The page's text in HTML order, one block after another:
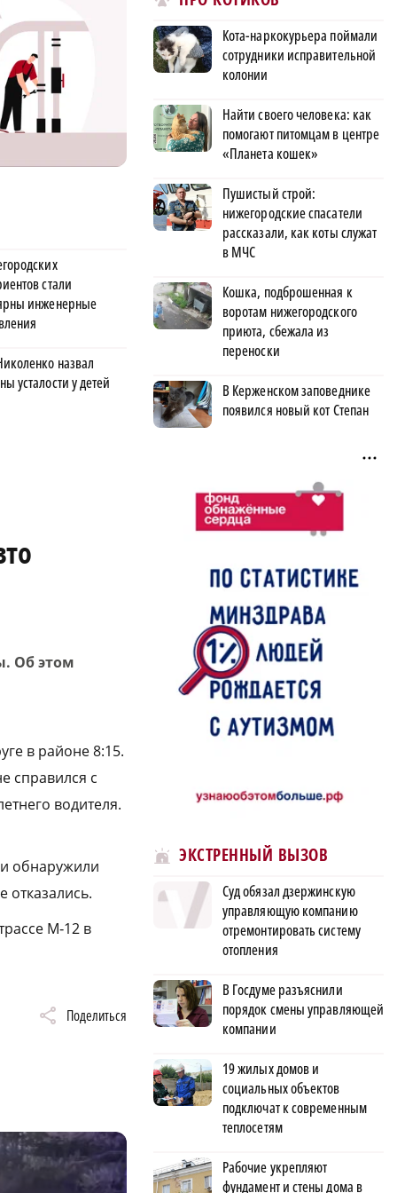
стали
инженерные
назвал
усталости у детей
Об этом
в районе 8:15.
справился с
водителя.
обнаружили
отказались.
М‑12 в
Поделиться
Кота-наркокурьера поймали
сотрудники исправительной
колонии
Найти своего человека: как
помогают питомцам в центре
«Планета кошек»
Пушистый строй:
нижегородские спасатели
рассказали, как коты служат
в МЧС
Кошка, подброшенная к
воротам нижегородского
приюта, сбежала из
переноски
В Керженском заповеднике
появился новый кот Степан
ЭКСТРЕННЫЙ ВЫЗОВ
Суд обязал дзержинскую
управляющую компанию
отремонтировать систему
отопления
В Госдуме разъяснили
порядок смены управляющей
компании
19 жилых домов и
социальных объектов
подключат к современным
теплосетям
Рабочие укрепляют
фундамент и стены дома в